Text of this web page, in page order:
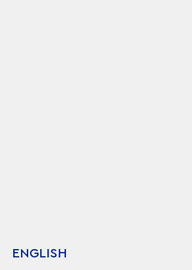
ENGLISH